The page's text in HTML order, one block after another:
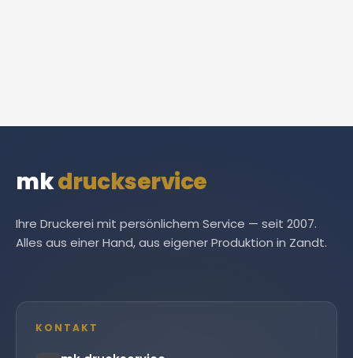
mkdruckservice
Ihre Druckerei mit persönlichem Service — seit 2007.
Alles aus einer Hand, aus eigener Produktion in Zandt.
KONTAKT